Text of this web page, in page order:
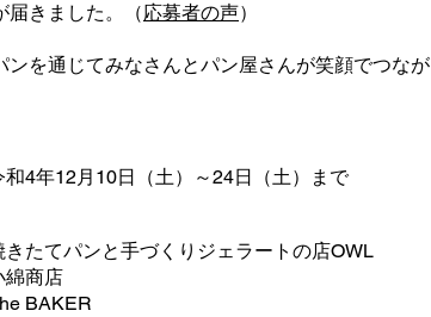
届きました。（応募者の声）
ンを通じてみなさんとパン屋さんが笑顔でつな
和4年12月10日（土）～24日（土）まで
きたてパンと手づくりジェラートの店OWL
綿商店
BAKER